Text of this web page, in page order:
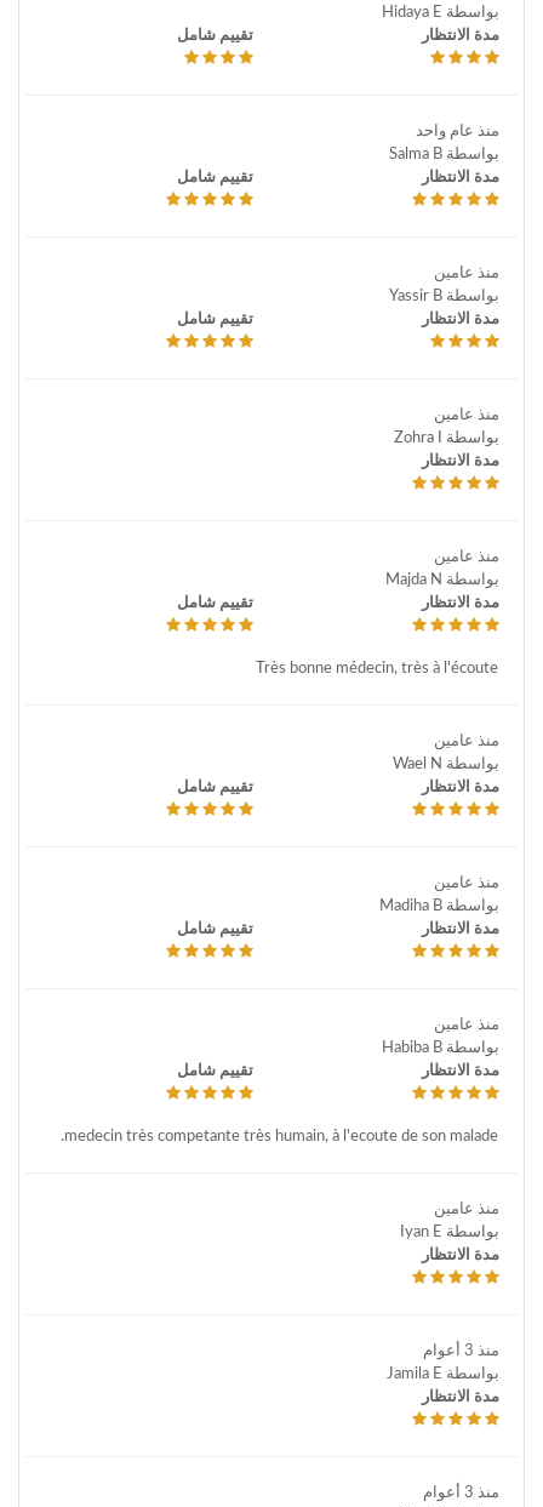
بواسطة Hidaya E
مدة الانتظار
تقييم شامل
منذ عام واحد
بواسطة Salma B
مدة الانتظار
تقييم شامل
منذ عامين
بواسطة Yassir B
مدة الانتظار
تقييم شامل
منذ عامين
بواسطة Zohra I
مدة الانتظار
منذ عامين
بواسطة Majda N
مدة الانتظار
تقييم شامل
Très bonne médecin, très à l'écoute
منذ عامين
بواسطة Wael N
مدة الانتظار
تقييم شامل
منذ عامين
بواسطة Madiha B
مدة الانتظار
تقييم شامل
منذ عامين
بواسطة Habiba B
مدة الانتظار
تقييم شامل
medecin très competante très humain, à l'ecoute de son malade.
منذ عامين
بواسطة Iyan E
مدة الانتظار
منذ 3 أعوام
بواسطة Jamila E
مدة الانتظار
منذ 3 أعوام